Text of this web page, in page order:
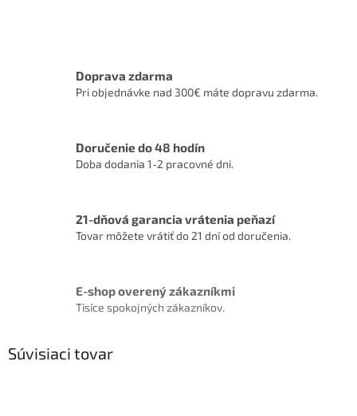
Doprava zdarma
Pri objednávke nad 300€ máte dopravu zdarma.
Doručenie do 48 hodín
Doba dodania 1-2 pracovné dni.
21-dňová garancia vrátenia peňazí
Tovar môžete vrátiť do 21 dní od doručenia.
E-shop overený zákazníkmi
Tisíce spokojných zákazníkov.
Súvisiaci tovar